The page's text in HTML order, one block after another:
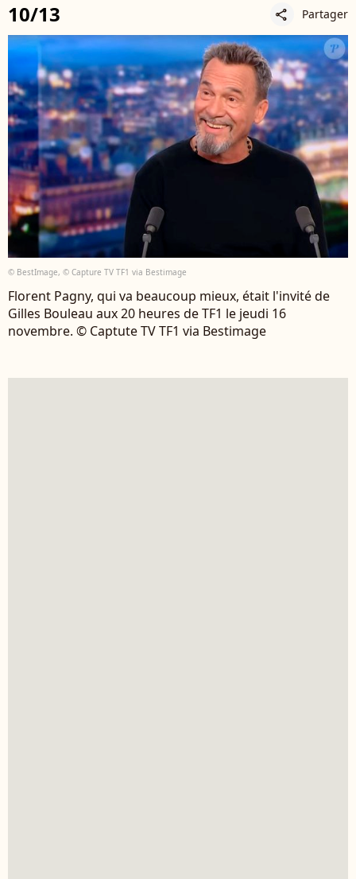
10/13 share Partager
© BestImage, © Capture TV TF1 via Bestimage
Florent Pagny, qui va beaucoup mieux, était l'invité de
Gilles Bouleau aux 20 heures de TF1 le jeudi 16
novembre. © Captute TV TF1 via Bestimage